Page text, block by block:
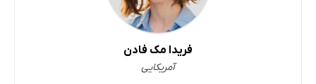
فریدا مک فادن
آمریکایی